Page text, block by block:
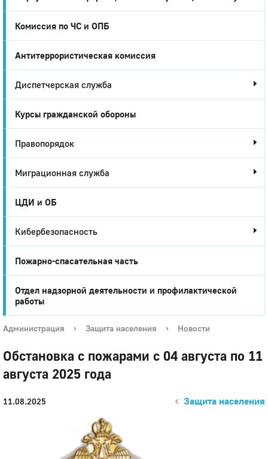
Глазов
Комиссия по ЧС и ОПБ
Антитеррористическая комиссия
Диспетчерская служба
Курсы гражданской обороны
Правопорядок
Миграционная служба
ЦДИ и ОБ
Кибербезопасность
Пожарно-спасательная часть
Отдел надзорной деятельности и профилактической
работы
Администрация › Защита населения › Новости
Обстановка с пожарами с 04 августа по 11
августа 2025 года
11.08.2025 Защита населения